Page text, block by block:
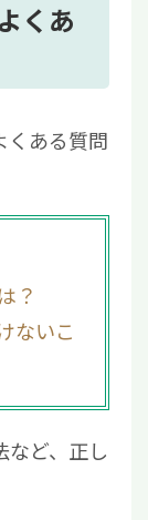
くあ
くある質問
？
ないこ
など、正し